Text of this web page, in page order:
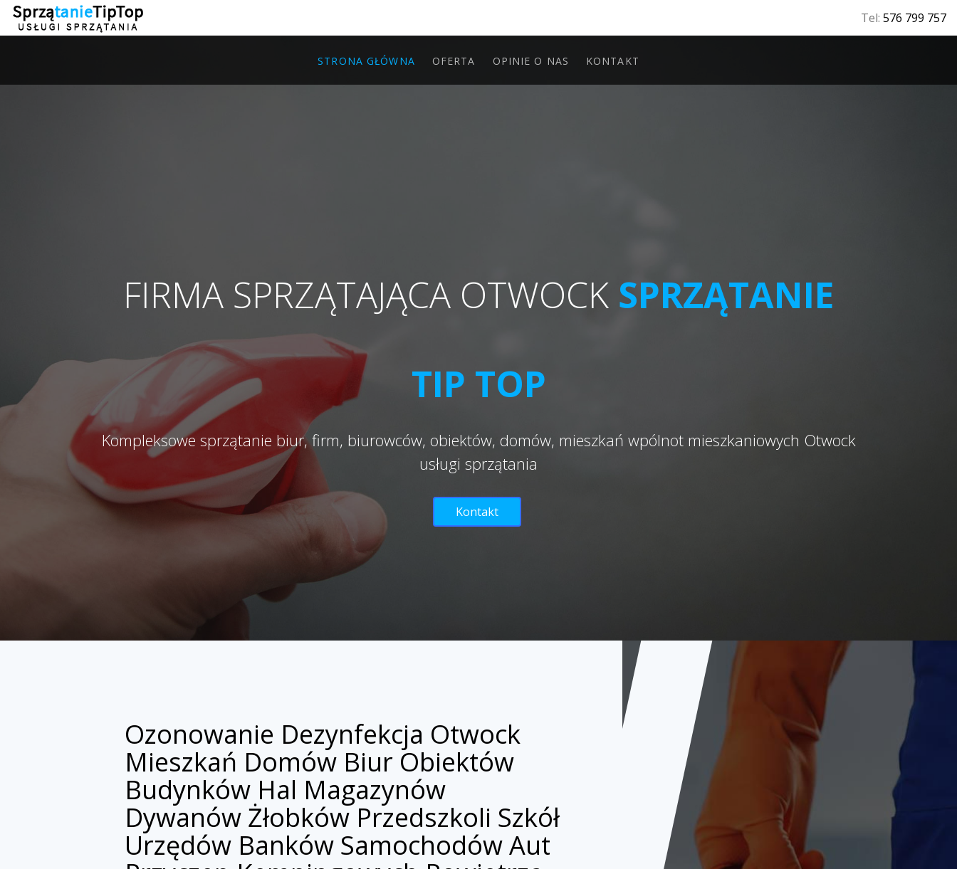
Tel: 576 799 757
STRONA GŁÓWNA OFERTA OPINIE O NAS KONTAKT
FIRMA SPRZĄTAJĄCA OTWOCK SPRZĄTANIE
TIP TOP
Kompleksowe sprzątanie biur, firm, biurowców, obiektów, domów, mieszkań wpólnot mieszkaniowych Otwock
usługi sprzątania
Kontakt
Ozonowanie Dezynfekcja Otwock
Mieszkań Domów Biur Obiektów
Budynków Hal Magazynów
Dywanów Żłobków Przedszkoli Szkół
Urzędów Banków Samochodów Aut